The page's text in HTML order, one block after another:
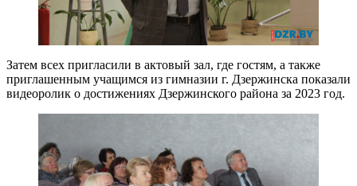
Затем всех пригласили в актовый зал, где гостям, а также
приглашенным учащимся из гимназии г. Дзержинска показали
видеоролик о достижениях Дзержинского района за 2023 год.